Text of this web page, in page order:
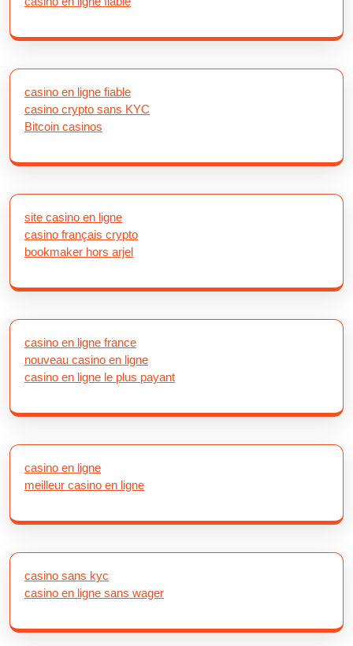
casino en ligne fiable
casino crypto sans KYC
Bitcoin casinos
site casino en ligne
casino français crypto
bookmaker hors arjel
casino en ligne france
nouveau casino en ligne
casino en ligne le plus payant
casino en ligne
meilleur casino en ligne
casino sans kyc
casino en ligne sans wager